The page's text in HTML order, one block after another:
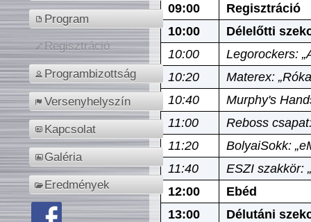
Program
Regisztráció
Programbizottság
Versenyhelyszín
Kapcsolat
Galéria
Eredmények
09:00
Regisztráció
10:00
Délelőtti
10:00
Legorockers:
10:20
Materex:
10:40
Murphy's
11:00
Reboss
11:20
BolyaiSokk:
11:40
ESZI szakkör:
12:00
Ebéd
13:00
Délutáni